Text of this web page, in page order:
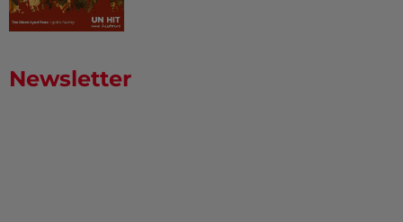
Newsletter